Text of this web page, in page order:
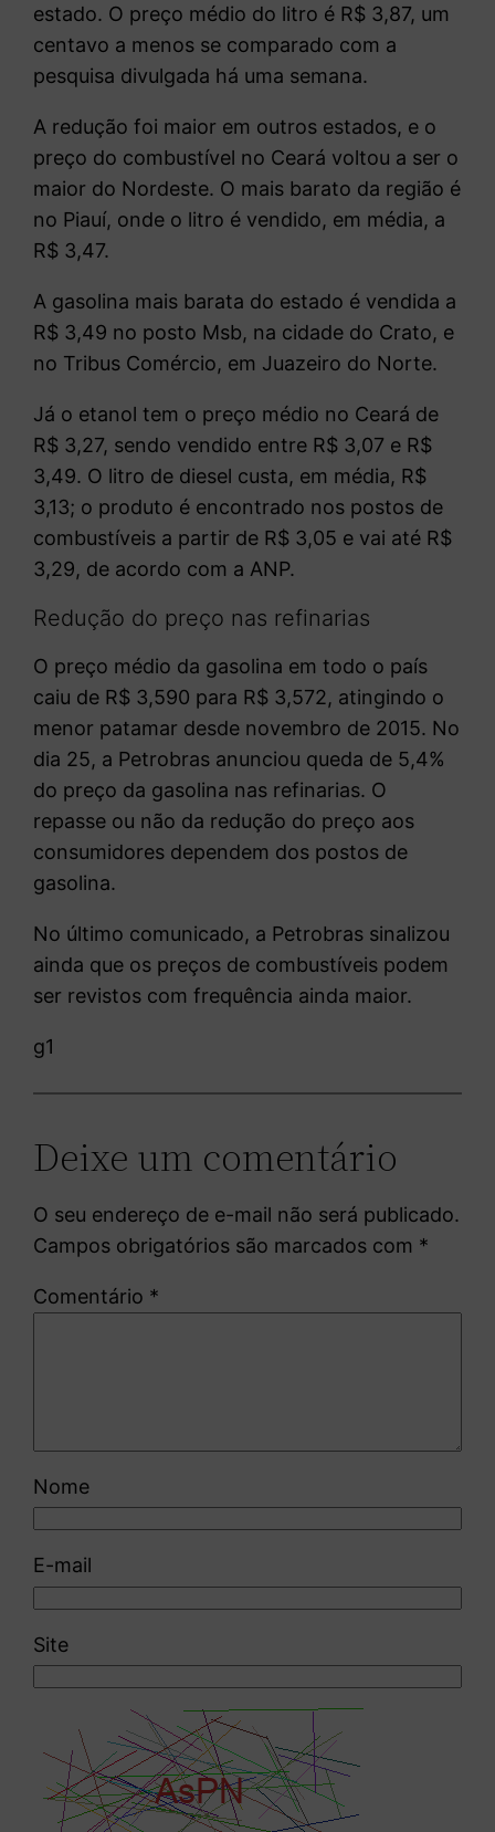
estado. O preço médio do litro é R$ 3,87, um
centavo a menos se comparado com a
pesquisa divulgada há uma semana.
A redução foi maior em outros estados, e o
preço do combustível no Ceará voltou a ser o
maior do Nordeste. O mais barato da região é
no Piauí, onde o litro é vendido, em média, a
R$ 3,47.
A gasolina mais barata do estado é vendida a
R$ 3,49 no posto Msb, na cidade do Crato, e
no Tribus Comércio, em Juazeiro do Norte.
Já o etanol tem o preço médio no Ceará de
R$ 3,27, sendo vendido entre R$ 3,07 e R$
3,49. O litro de diesel custa, em média, R$
3,13; o produto é encontrado nos postos de
combustíveis a partir de R$ 3,05 e vai até R$
3,29, de acordo com a ANP.
Redução do preço nas refinarias
O preço médio da gasolina em todo o país
caiu de R$ 3,590 para R$ 3,572, atingindo o
menor patamar desde novembro de 2015. No
dia 25, a Petrobras anunciou queda de 5,4%
do preço da gasolina nas refinarias. O
repasse ou não da redução do preço aos
consumidores dependem dos postos de
gasolina.
No último comunicado, a Petrobras sinalizou
ainda que os preços de combustíveis podem
ser revistos com frequência ainda maior.
g1
Deixe um comentário
O seu endereço de e-mail não será publicado.
Campos obrigatórios são marcados com *
Comentário *
Nome
E-mail
Site